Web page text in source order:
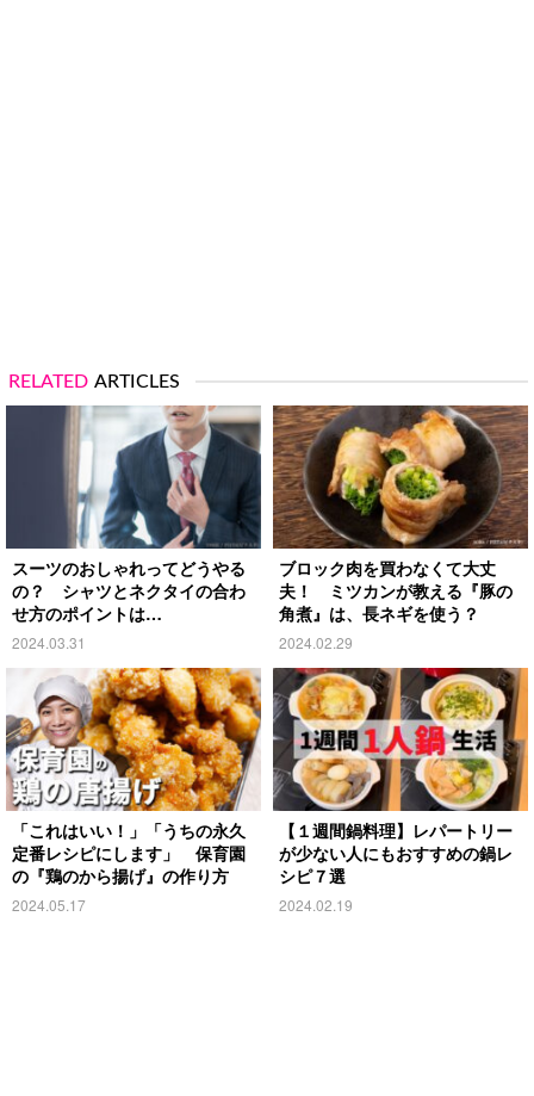
RELATED ARTICLES
スーツのおしゃれってどうやる
の？ シャツとネクタイの合わ
せ方のポイントは…
2024.03.31
ブロック肉を買わなくて大丈
夫！ ミツカンが教える『豚の
角煮』は、長ネギを使う？
2024.02.29
「これはいい！」「うちの永久
定番レシピにします」 保育園
の『鶏のから揚げ』の作り方
2024.05.17
【１週間鍋料理】レパートリー
が少ない人にもおすすめの鍋レ
シピ７選
2024.02.19